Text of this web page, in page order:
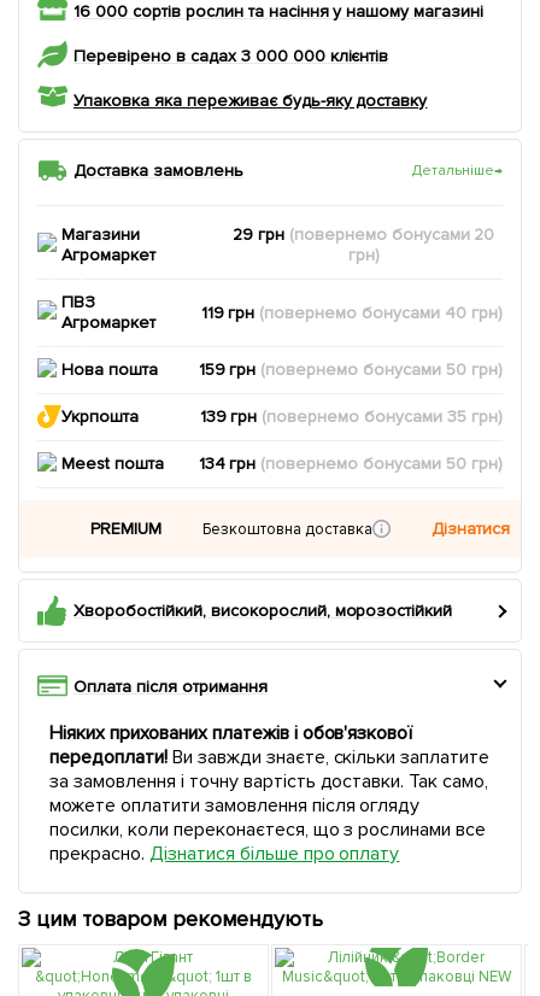
16 000 сортів рослин та насіння у нашому магазині
Перевірено в садах 3 000 000 клієнтів
Упаковка яка переживає будь-яку доставку
Доставка замовлень Детальніше→
Магазини
Агромаркет
29 грн (повернемобонусами 20
грн)
ПВЗ
Агромаркет
119 грн (повернемо бонусами 40 грн)
Нова пошта 159 грн (повернемо бонусами 50 грн)
Укрпошта 139 грн (повернемо бонусами35 грн)
Meest пошта 134 грн (повернемо бонусами 50 грн)
PREMIUM Безкоштовна доставка Дізнатися
Хворобостійкий, високорослий, морозостійкий
Оплата після отримання
Ніяких прихованих платежів і обов'язкової
передоплати!Ви завжди знаєте, скільки заплатите
за замовлення і точну вартість доставки. Так само,
можете оплатити замовлення після огляду
посилки, коли переконаєтеся, що з рослинами все
прекрасно. Дізнатися більше про оплату
З цим товаром рекомендують